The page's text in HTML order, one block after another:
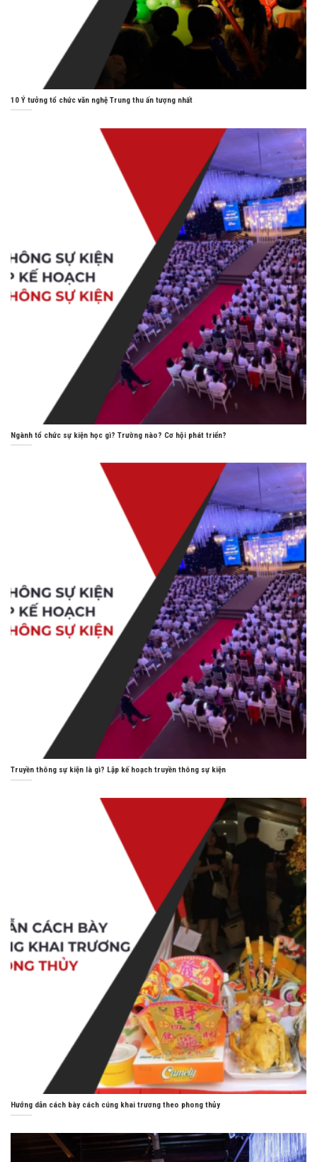
10 Ý tưởng tổ chức văn nghệ Trung thu ấn tượng nhất
Ngành tổ chức sự kiện học gì? Trường nào? Cơ hội phát triển?
Truyền thông sự kiện là gì? Lập kế hoạch truyền thông sự kiện
Hướng dẫn cách bày cách cúng khai trương theo phong thủy